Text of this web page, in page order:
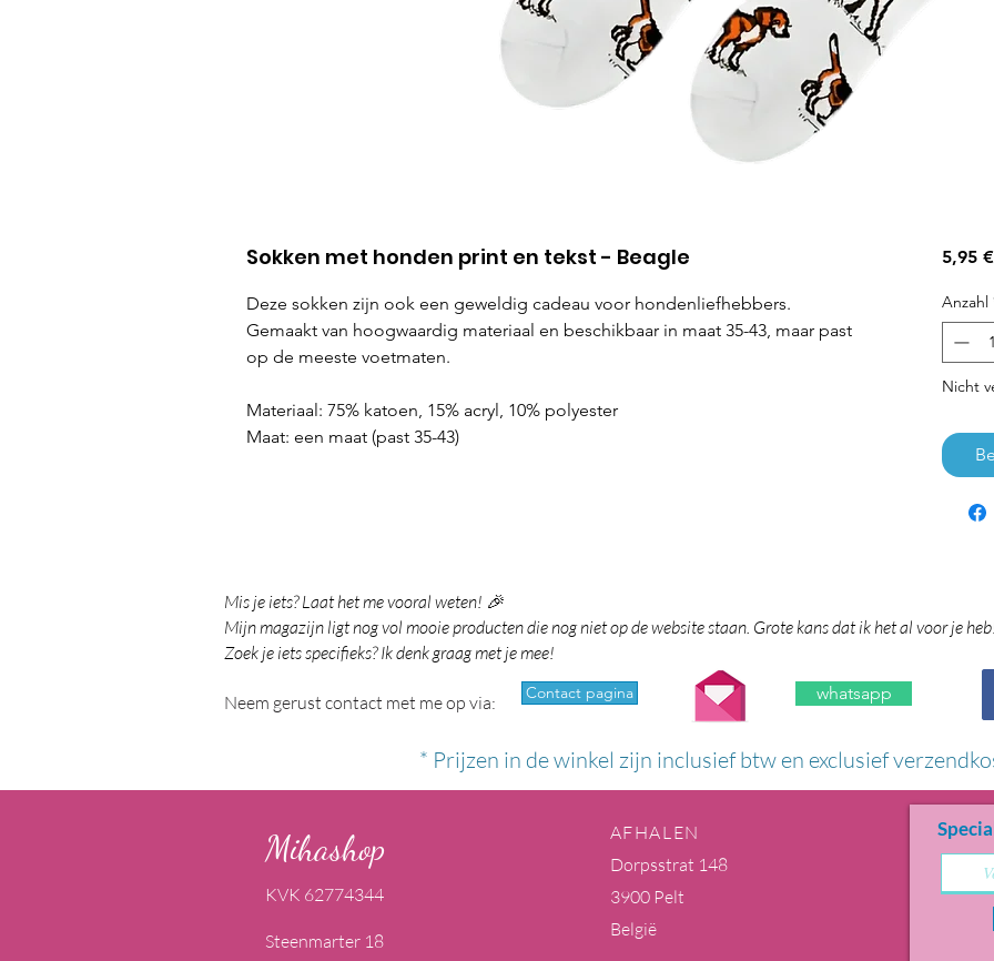
Sokken met honden print en tekst - Beagle
Deze sokken zijn ook een geweldig cadeau voor hondenliefhebbers.
Gemaakt van hoogwaardig materiaal en beschikbaar in maat 35-43, maar past
op de meeste voetmaten.
Materiaal: 75% katoen, 15% acryl, 10% polyester
Maat: een maat (past 35-43)
5,95 €
Anzahl
Nicht
Mis je iets? Laat het me vooral weten! 🎉
Mijn magazijn ligt nog vol mooie producten die nog niet op de website staan. Grote kans dat ik het al voor je
Zoek je iets specifieks? Ik denk graag met je mee!
Neem gerust contact met me op via: Contact pagina whatsapp
* Prijzen in de winkel zijn inclusief btw en exclusief
Mihashop
KVK 62774344
Steenmarter 18
AFHALEN
Dorpsstrat 148
3900 Pelt
België